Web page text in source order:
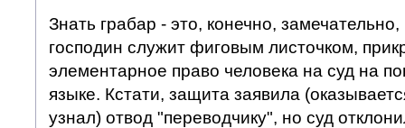
Знать грабар - это, конечно, замечательно,
господин служит фиговым листочком,
элементарное право человека на суд на
языке. Кстати, защита заявила
узнал) отвод "переводчику", но суд